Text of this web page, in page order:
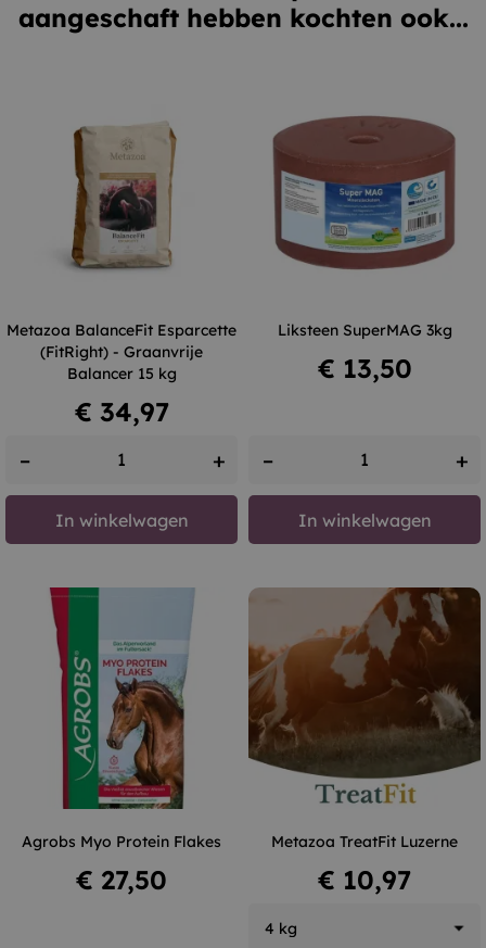
aangeschaft hebben kochten ook...
Metazoa BalanceFit Esparcette
(FitRight) - Graanvrije
Balancer 15 kg
Prijs
€ 34,97
– +
In winkelwagen
Liksteen SuperMAG 3kg
Prijs
€ 13,50
– +
In winkelwagen
Agrobs Myo Protein Flakes
Prijs
€ 27,50
Metazoa TreatFit Luzerne
Prijs
€ 10,97